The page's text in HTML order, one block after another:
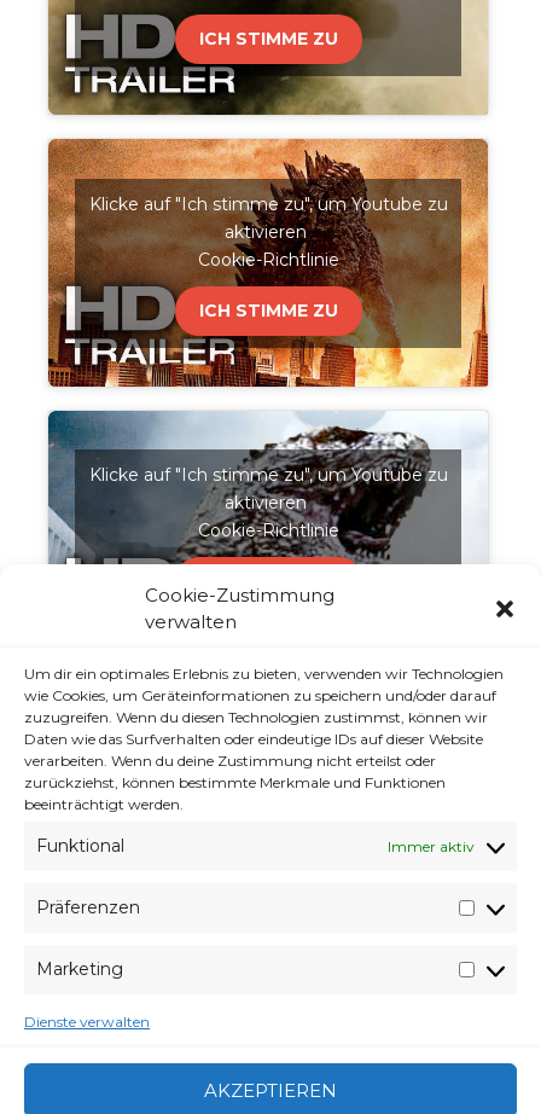
Cookie-Zustimmung
verwalten
Um dir ein optimales Erlebnis zu bieten, verwenden wir Technologien
wie Cookies, um Geräteinformationen zu speichern und/oder darauf
zuzugreifen. Wenn du diesen Technologien zustimmst, können wir
Daten wie das Surfverhalten oder eindeutige IDs auf dieser Website
verarbeiten. Wenn du deine Zustimmung nicht erteilst oder
zurückziehst, können bestimmte Merkmale und Funktionen
beeinträchtigt werden.
Funktional Immer aktiv
Präferenzen
Marketing
Dienste verwalten
AKZEPTIEREN
ICH STIMME ZU
Klicke auf "Ich stimme zu", um Youtube zu
aktivieren
Cookie-Richtlinie
ICH STIMME ZU
Klicke auf "Ich stimme zu", um Youtube zu
aktivieren
Cookie-Richtlinie
Ähnliche Beiträge:
3 Tage
Noch 2 Tage dann Urlaub!
VERFASSER
WYVERES
KOPFKINO